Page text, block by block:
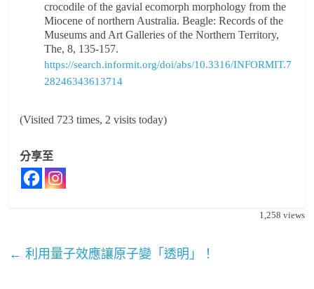
crocodile of the gavial ecomorph morphology from the
Miocene of northern Australia. Beagle: Records of the
Museums and Art Galleries of the Northern Territory,
The, 8, 135-157.
https://search.informit.org/doi/abs/10.3316/INFORMIT.7
28246343613714
(Visited 723 times, 2 visits today)
分享至
1,258 views
← 利用量子效應讓原子變「透明」！